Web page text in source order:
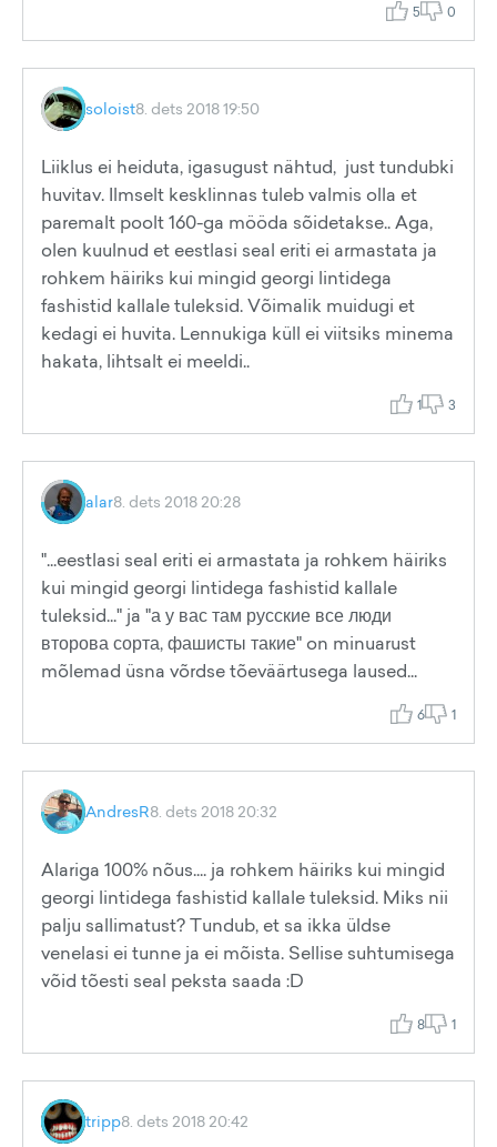
5 0
soloist8. dets 2018 19:50
Liiklus ei heiduta, igasugust nähtud, just tundubki
huvitav. Ilmselt kesklinnas tuleb valmis olla et
paremalt poolt 160-ga mööda sõidetakse.. Aga,
olen kuulnud et eestlasi seal eriti ei armastata ja
rohkem häiriks kui mingid georgi lintidega
fashistid kallale tuleksid. Võimalik muidugi et
kedagi ei huvita. Lennukiga küll ei viitsiks minema
hakata, lihtsalt ei meeldi..
1 3
alar8. dets 2018 20:28
"...eestlasi seal eriti ei armastata ja rohkem häiriks
kui mingid georgi lintidega fashistid kallale
tuleksid..." ja "а у вас там русские все люди
второва сорта, фашисты такие" on minuarust
mõlemad üsna võrdse tõeväärtusega laused...
6 1
AndresR8. dets 2018 20:32
Alariga 100% nõus.... ja rohkem häiriks kui mingid
georgi lintidega fashistid kallale tuleksid. Miks nii
palju sallimatust? Tundub, et sa ikka üldse
venelasi ei tunne ja ei mõista. Sellise suhtumisega
võid tõesti seal peksta saada :D
8 1
tripp8. dets 2018 20:42